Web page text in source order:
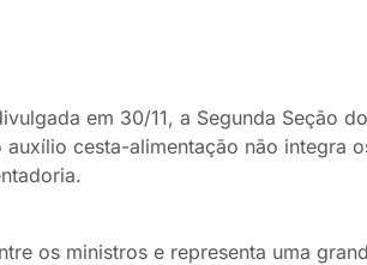
em 30/11, a Segunda Seção
cesta-alimentação não integra
os ministros e representa uma